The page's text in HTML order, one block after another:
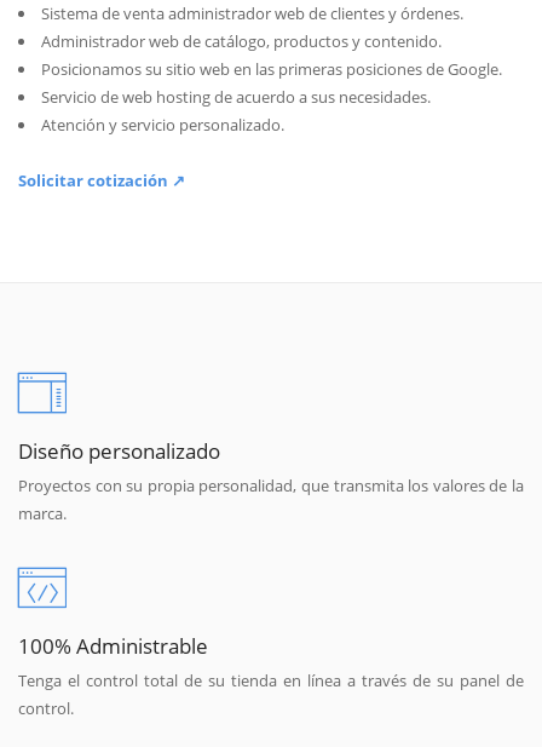
Sistema de venta administrador web de clientes y órdenes.
Administrador web de catálogo, productos y contenido.
Posicionamos su sitio web en las primeras posiciones de Google.
Servicio de web hosting de acuerdo a sus necesidades.
Atención y servicio personalizado.
Solicitar cotización ↗
Diseño personalizado
Proyectos con su propia personalidad, que transmita los valores de la
marca.
100% Administrable
Tenga el control total de su tienda en línea a través de su panel de
control.